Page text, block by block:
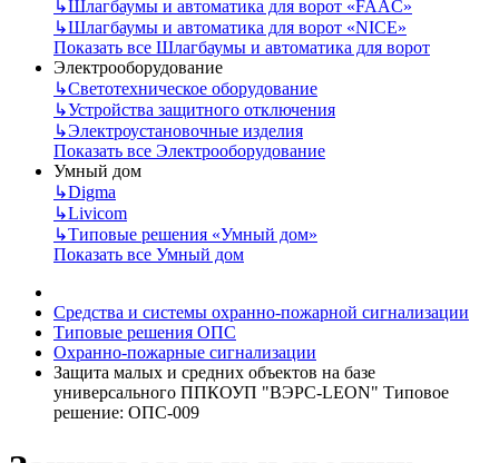
↳Шлагбаумы и автоматика для ворот «FAAC»
↳Шлагбаумы и автоматика для ворот «NICE»
Показать все Шлагбаумы и автоматика для ворот
Электрооборудование
↳Светотехническое оборудование
↳Устройства защитного отключения
↳Электроустановочные изделия
Показать все Электрооборудование
Умный дом
↳Digma
↳Livicom
↳Типовые решения «Умный дом»
Показать все Умный дом
Средства и системы охранно-пожарной сигнализации
Типовые решения ОПС
Охранно-пожарные сигнализации
Защита малых и средних объектов на базе
универсального ППКОУП "ВЭРС-LEON" Типовое
решение: ОПС-009